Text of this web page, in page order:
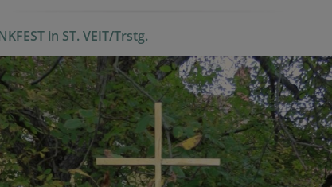
in ST. VEIT/Trstg.